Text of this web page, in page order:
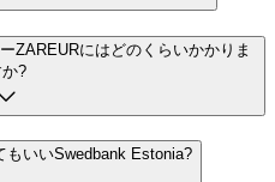
ZAREURにはどのくらいかかりま
?
もいいSwedbank Estonia?